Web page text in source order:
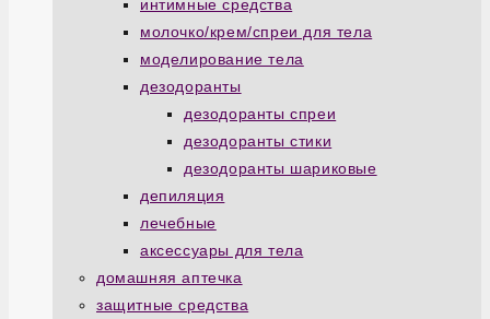
интимные средства
молочко/крем/спреи для тела
моделирование тела
дезодоранты
дезодоранты спреи
дезодоранты стики
дезодоранты шариковые
депиляция
лечебные
аксессуары для тела
домашняя аптечка
защитные средства